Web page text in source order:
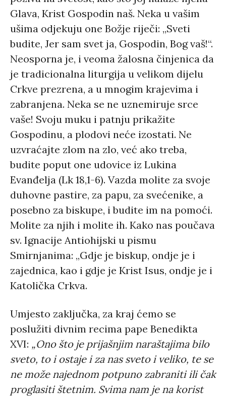
Glava, Krist Gospodin naš. Neka u vašim
ušima odjekuju one Božje riječi: „Sveti
budite, Jer sam svet ja, Gospodin, Bog vaš!“.
Neosporna je, i veoma žalosna činjenica da
je tradicionalna liturgija u velikom dijelu
Crkve prezrena, a u mnogim krajevima i
zabranjena. Neka se ne uznemiruje srce
vaše! Svoju muku i patnju prikažite
Gospodinu, a plodovi neće izostati. Ne
uzvraćajte zlom na zlo, već ako treba,
budite poput one udovice iz Lukina
Evanđelja (Lk 18,1-6). Vazda molite za svoje
duhovne pastire, za papu, za svećenike, a
posebno za biskupe, i budite im na pomoći.
Molite za njih i molite ih. Kako nas poučava
sv. Ignacije Antiohijski u pismu
Smirnjanima: „Gdje je biskup, ondje je i
zajednica, kao i gdje je Krist Isus, ondje je i
Katolička Crkva.
Umjesto zaključka, za kraj ćemo se
poslužiti divnim recima pape Benedikta
XVI: „Ono što je prijašnjim naraštajima bilo
sveto, to i ostaje i za nas sveto i veliko, te se
ne može najednom potpuno zabraniti ili čak
proglasiti štetnim. Svima nam je na korist